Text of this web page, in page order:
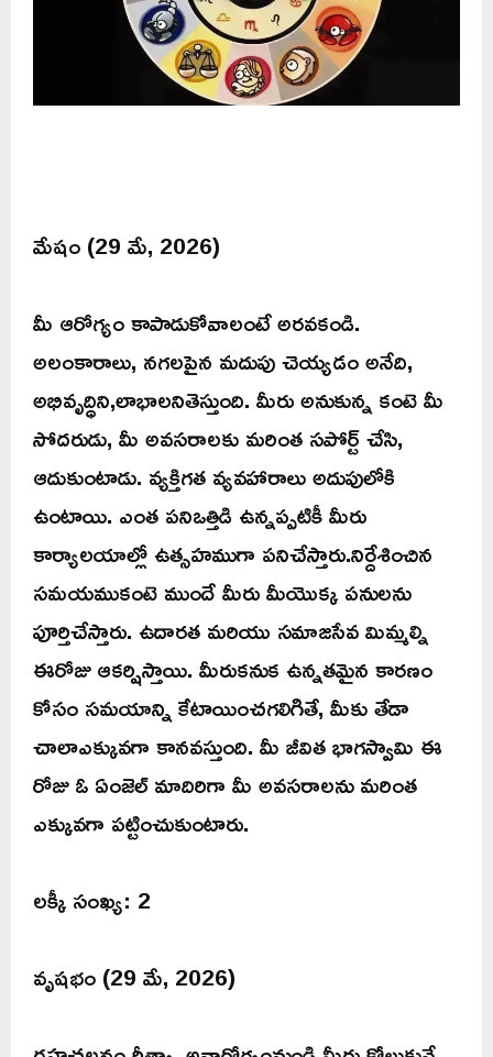
మేషం (29 మే, 2026)
మీ ఆరోగ్యం కాపాడుకోవాలంటే అరవకండి.
అలంకారాలు, నగలపైన మదుపు చెయ్యడం అనేది,
అభివృద్ధిని,లాభాలనితెస్తుంది. మీరు అనుకున్న కంటె మీ
సోదరుడు, మీ అవసరాలకు మరింత సపోర్ట్ చేసి,
ఆదుకుంటాడు. వ్యక్తిగత వ్యవహారాలు అదుపులోకి
ఉంటాయి. ఎంత పనిఒత్తిడి ఉన్నప్పటికీ మీరు
కార్యాలయాల్లో ఉత్సహముగా పనిచేస్తారు.నిర్దేశించిన
సమయముకంటె ముందే మీరు మీయొక్క పనులను
పూర్తిచేస్తారు. ఉదారత మరియు సమాజసేవ మిమ్మల్ని
ఈరోజు ఆకర్షిస్తాయి. మీరుకనుక ఉన్నతమైన కారణం
కోసం సమయాన్ని కేటాయించగలిగితే, మీకు తేడా
చాలాఎక్కువగా కానవస్తుంది. మీ జీవిత భాగస్వామి ఈ
రోజు ఓ ఏంజెల్ మాదిరిగా మీ అవసరాలను మరింత
ఎక్కువగా పట్టించుకుంటారు.
లక్కీ సంఖ్య: 2
వృషభం (29 మే, 2026)